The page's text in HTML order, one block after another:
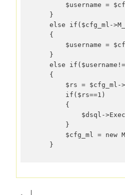
$username =
    }
else if($cfg_ml-
    {
$username =
    }
else
    {
$rs =
        if($rs==1)
        {
$dsql-
        }
$cfg_ml = new
    }